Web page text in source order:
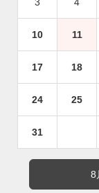
10 11
17 18
24 25
31
8